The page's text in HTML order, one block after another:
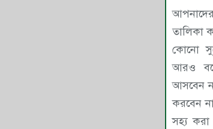
তালিকা
কোনো
আরও
আসবেন
করবেন
সহ্য